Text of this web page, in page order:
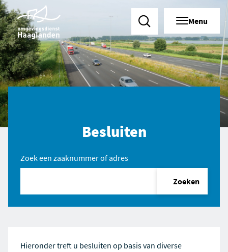
Zoeken Menu
Besluiten
Zoek een zaaknummer of adres
Zoeken
Hieronder treft u besluiten op basis van diverse